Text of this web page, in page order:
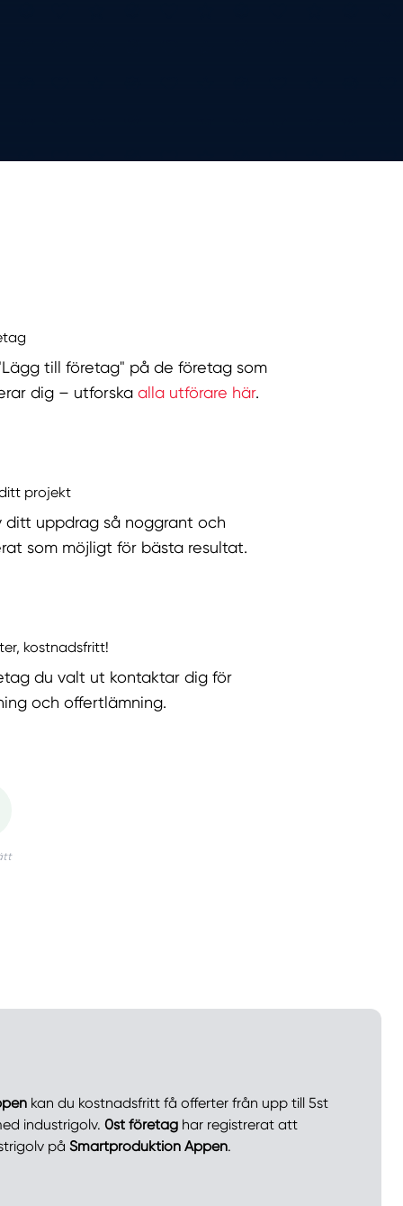
till företag" på de företag som
dig – utforska alla utförare här.
projekt
ditt uppdrag så noggrant och
som möjligt för bästa resultat.
kostnadsfritt!
du valt ut kontaktar dig för
och offertlämning.
kan du kostnadsfritt få offerter från upp till 5st
industrigolv. 0st företag har registrerat att
på Smartproduktion Appen.